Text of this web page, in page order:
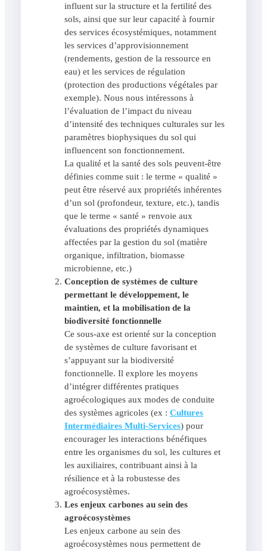
influent sur la structure et la fertilité des
sols, ainsi que sur leur capacité à fournir
des services écosystémiques, notamment
les services d’approvisionnement
(rendements, gestion de la ressource en
eau) et les services de régulation
(protection des productions végétales par
exemple). Nous nous intéressons à
l’évaluation de l’impact du niveau
d’intensité des techniques culturales sur les
paramètres biophysiques du sol qui
influencent son fonctionnement.
La qualité et la santé des sols peuvent-être
définies comme suit : le terme « qualité »
peut être réservé aux propriétés inhérentes
d’un sol (profondeur, texture, etc.), tandis
que le terme « santé » renvoie aux
évaluations des propriétés dynamiques
affectées par la gestion du sol (matière
organique, infiltration, biomasse
microbienne, etc.)
Conception de systèmes de culture
permettant le développement, le
maintien, et la mobilisation de la
biodiversité fonctionnelle
Ce sous-axe est orienté sur la conception
de systèmes de culture favorisant et
s’appuyant sur la biodiversité
fonctionnelle. Il explore les moyens
d’intégrer différentes pratiques
agroécologiques aux modes de conduite
des systèmes agricoles (ex : Cultures
Intermédiaires Multi-Services) pour
encourager les interactions bénéfiques
entre les organismes du sol, les cultures et
les auxiliaires, contribuant ainsi à la
résilience et à la robustesse des
agroécosystèmes.
Les enjeux carbones au sein des
agroécosystèmes
Les enjeux carbone au sein des
agroécosystèmes nous permettent de